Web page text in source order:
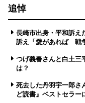
追悼
長崎市出身・平和訴
訴え「愛があれば 戦
つげ義春さんと白土
は？
死去した丹羽宇一郎
ど読書』ベストセラー